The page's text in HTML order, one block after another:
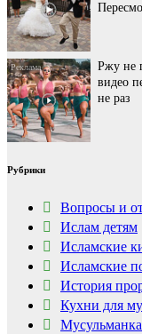
Ржу не
видео
не раз
Ролик
будете
Рубрики
Вопросы и
Ислам детям
Исламские
Исламские
История
Кухни для
Мусульманка